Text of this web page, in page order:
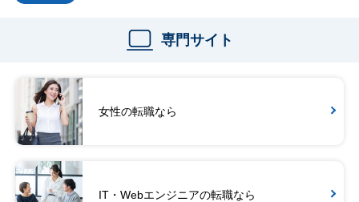
専門サイト
女性の転職なら
IT・Webエンジニアの転職なら